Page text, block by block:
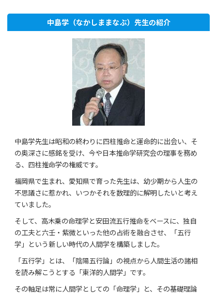
中島学（なかしままなぶ）先生の紹介
中島学先生は昭和の終わりに四柱推命と運命的に出会い、そ
の奥深さに感銘を受け、今や日本推命学研究会の理事を務め
る、四柱推命学の権威です。
福岡県で生まれ、愛知県で育った先生は、幼少期から人生の
不思議さに惹かれ、いつかそれを数理的に解明したいと考え
ていました。
そして、高木乗の命理学と安田流五行推命をベースに、独自
の工夫と六壬・紫微といった他の占術を融合させ、「五行
学」という新しい時代の人間学を構築しました。
「五行学」とは、「陰陽五行論」の視点から人間生活の諸相
を読み解こうとする「東洋的人間学」です。
その軸足は常に人間学としての「命理学」と、その基礎理論